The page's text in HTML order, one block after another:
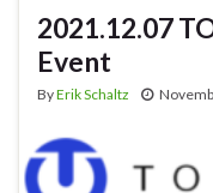
2021.12.07
Event
ByErik Schaltz